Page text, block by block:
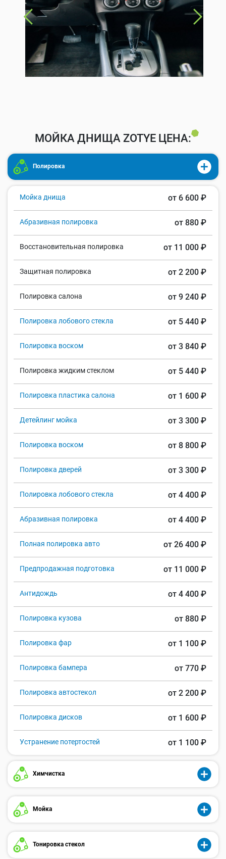
МОЙКА ДНИЩА ZOTYE ЦЕНА:
Полировка
Мойка днища от 6 600 ₽
Абразивная полировка от 880 ₽
Восстановительная полировка от 11 000 ₽
Защитная полировка от 2 200 ₽
Полировка салона от 9 240 ₽
Полировка лобового стекла от 5 440 ₽
Полировка воском от 3 840 ₽
Полировка жидким стеклом от 5 440 ₽
Полировка пластика салона от 1 600 ₽
Детейлинг мойка от 3 300 ₽
Полировка воском от 8 800 ₽
Полировка дверей от 3 300 ₽
Полировка лобового стекла от 4 400 ₽
Абразивная полировка от 4 400 ₽
Полная полировка авто от 26 400 ₽
Предпродажная подготовка от 11 000 ₽
Антидождь от 4 400 ₽
Полировка кузова от 880 ₽
Полировка фар от 1 100 ₽
Полировка бампера от 770 ₽
Полировка автостекол от 2 200 ₽
Полировка дисков от 1 600 ₽
Устранение потертостей от 1 100 ₽
Химчистка
Мойка
Тонировка стекол